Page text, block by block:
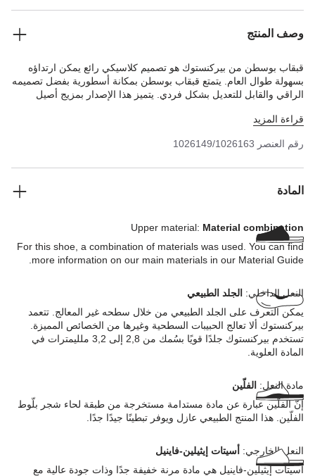
وصف المنتج
قبقاب بوسطن من بيركنستوك هو تصميم كلاسيكي رائع يمكن ارتداؤه
بسهولة طوال العام. يتمتع قبقاب بوسطن بمكانة أسطورية بفضل تصميمه
الراقي والقابل للتعديل بشكل فردي. يتميز هذا الإصدار بمزيج أصيل
الطبيعي السميك.
قراءة المزيد
رقم العنصر 1026149/1026163
المادة
Upper material: Material combination
For this shoe, a combination of materials was used. You can find
more information on our main materials in our Material Guide.
النعل الداخلي: الجلد الطبيعي
يمكن التعرف على الجلد الطبيعي من خلال سطحه غير المعالج. تتعمد
بيركنستوك ألا تعالج الحبيبات السطحية وغيرها من الخصائص المميزة.
تستخدم بيركنستوك جلدًا قويًا بسُمك من 2,8 إلى 3,2 ملليمترات في
المادة العلوية.
مادة النعل: الفلّين
إنّ الفلّين عبارة عن مادة مستدامة مستخرجة من طبقة لحاء شجر بلّوط
الفلّين. هذا المنتج الطبيعي عازل ويوفر تبطينًا جيدًا جدًا.
النعل الخارجي: أسيتات إيثيلين-فاينيل
أسيتات إيثيلين-فاينيل هي مادة مرنة خفيفة جدًا وذات جودة عالية مع